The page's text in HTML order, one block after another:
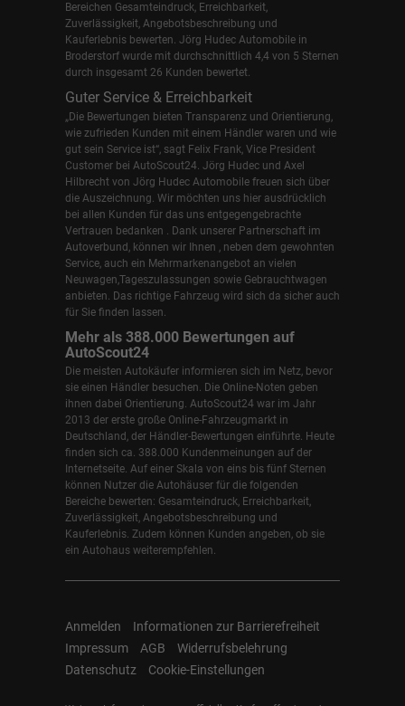
Bereichen Gesamteindruck, Erreichbarkeit,
Zuverlässigkeit, Angebotsbeschreibung und
Kauferlebnis bewerten. Jörg Hudec Automobile in
Broderstorf wurde mit durchschnittlich 4,4 von 5 Sternen
durch insgesamt 26 Kunden bewertet.
Guter Service & Erreichbarkeit
„Die Bewertungen bieten Transparenz und Orientierung,
wie zufrieden Kunden mit einem Händler waren und wie
gut sein Service ist“, sagt Felix Frank, Vice President
Customer bei AutoScout24. Jörg Hudec und Axel
Hilbrecht von Jörg Hudec Automobile freuen sich über
die Auszeichnung. Wir möchten uns hier ausdrücklich
bei allen Kunden für das uns entgegengebrachte
Vertrauen bedanken . Dank unserer Partnerschaft im
Autoverbund, können wir Ihnen , neben dem gewohnten
Service, auch ein Mehrmarkenangebot an vielen
Neuwagen,Tageszulassungen sowie Gebrauchtwagen
anbieten. Das richtige Fahrzeug wird sich da sicher auch
für Sie finden lassen.
Mehr als 388.000 Bewertungen auf
AutoScout24
Die meisten Autokäufer informieren sich im Netz, bevor
sie einen Händler besuchen. Die Online-Noten geben
ihnen dabei Orientierung. AutoScout24 war im Jahr
2013 der erste große Online-Fahrzeugmarkt in
Deutschland, der Händler-Bewertungen einführte. Heute
finden sich ca. 388.000 Kundenmeinungen auf der
Internetseite. Auf einer Skala von eins bis fünf Sternen
können Nutzer die Autohäuser für die folgenden
Bereiche bewerten: Gesamteindruck, Erreichbarkeit,
Zuverlässigkeit, Angebotsbeschreibung und
Kauferlebnis. Zudem können Kunden angeben, ob sie
ein Autohaus weiterempfehlen.
Anmelden
Informationen zur Barrierefreiheit
Impressum
AGB
Widerrufsbelehrung
Datenschutz
Cookie-Einstellungen